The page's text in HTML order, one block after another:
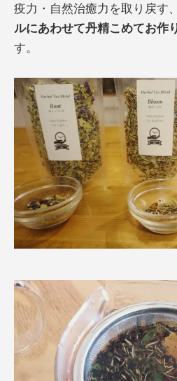
疫力・自然治癒力を取り戻す、
ルにあわせて丹精こめてお作
す。